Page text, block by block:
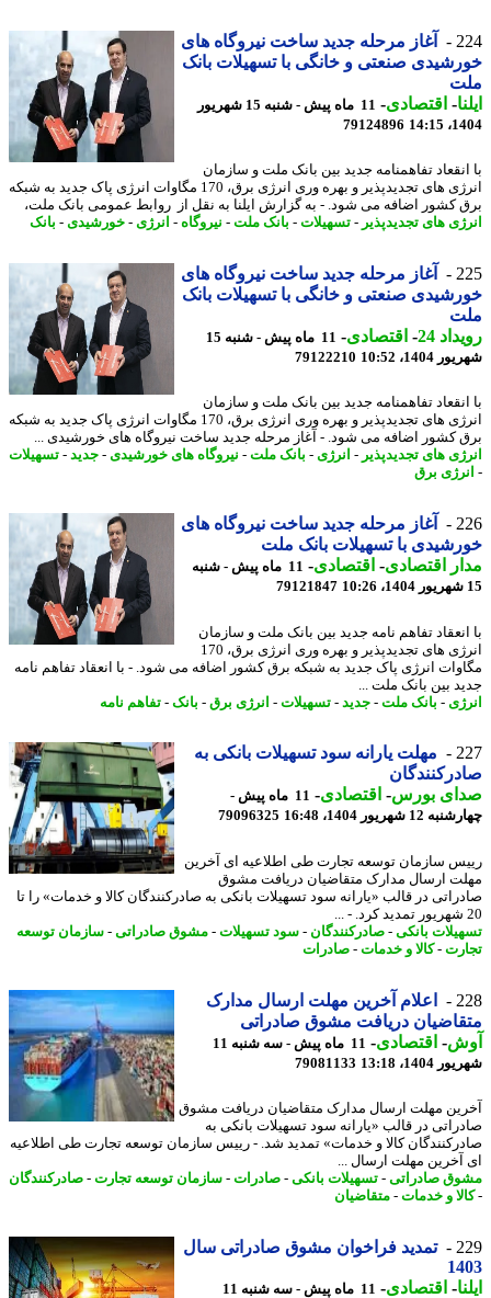
آغاز مرحله جدید ساخت نیروگاه های
صنعتی و خانگی با تسهیلات بانک
-اقتصادی-
11 ماه پیش - شنبه 15 شهریور
79124896
تفاهمنامه جدید بین بانک ملت و سازمان
انرژی های تجدیدپذیر و بهره وری انرژی برق، 170 مگاوات انرژی پاک جدید به شبکه
کشور اضافه می شود. - به گزارش ایلنا به نقل از روابط عمومی بانک ملت،
های تجدیدپذیر-تسهیلات-بانک ملت -نیروگاه -انرژی-خورشیدی-بانک
آغاز مرحله جدید ساخت نیروگاه های
صنعتی و خانگی با تسهیلات بانک
24
-اقتصادی-
11 ماه پیش - شنبه 15
10:52
79122210
تفاهمنامه جدید بین بانک ملت و سازمان
انرژی های تجدیدپذیر و بهره وری انرژی برق، 170 مگاوات انرژی پاک جدید به شبکه
کشور اضافه می شود. - آغاز مرحله جدید ساخت نیروگاه های خورشیدی ...
های تجدیدپذیر-انرژی-بانک ملت -نیروگاه های خورشیدی-جدید-تسهیلات
برق
آغاز مرحله جدید ساخت نیروگاه های
با تسهیلات بانک ملت
اقتصادی-اقتصادی-
11 ماه پیش - شنبه
79121847
تفاهم نامه جدید بین بانک ملت و سازمان
انرژی های تجدیدپذیر و بهره وری انرژی برق، 170
انرژی پاک جدید به شبکه برق کشور اضافه می شود. - با انعقاد تفاهم نامه
بین بانک ملت ...
-بانک ملت -جدید-تسهیلات-انرژی برق - بانک -تفاهم نامه
مهلت یارانه سود تسهیلات بانکی به
بورس -اقتصادی-
11 ماه پیش -
شهریور 1404، 16:48
79096325
سازمان توسعه تجارت طی اطلاعیه ای آخرین
ارسال مدارک متقاضیان دریافت مشوق
در قالب «یارانه سود تسهیلات بانکی به صادرکنندگان کالا و خدمات» را تا
بانکی-صادرکنندگان-سود تسهیلات-مشوق صادراتی-سازمان توسعه
- کالا و خدمات-صادرات
اعلام آخرین مهلت ارسال مدارک
دریافت مشوق صادراتی
-اقتصادی-
11 ماه پیش - سه شنبه 11
13:18
79081133
مهلت ارسال مدارک متقاضیان دریافت مشوق
در قالب «یارانه سود تسهیلات بانکی به
کالا و خدمات» تمدید شد. - رییس سازمان توسعه تجارت طی اطلاعیه
مهلت ارسال ...
صادراتی-تسهیلات بانکی-صادرات- سازمان توسعه تجارت- صادرکنندگان
و خدمات-متقاضیان
تمدید فراخوان مشوق صادراتی سال
-اقتصادی-
11 ماه پیش - سه شنبه 11